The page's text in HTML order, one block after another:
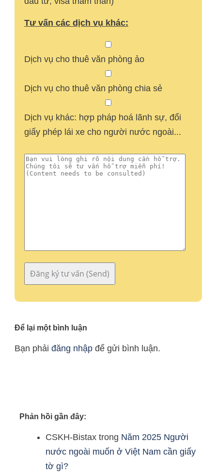
Tư vấn các dịch vụ khác:
Dịch vụ cho thuê văn phòng ảo
Dịch vụ cho thuê văn phòng chia sẻ
Dịch vụ khác: hợp pháp hoá lãnh sự, đổi
giấy phép lái xe cho người nước ngoài...
Để lại một bình luận
Bạn phải đăng nhập để gửi bình luận.
Phản hồi gần đây:
CSKH-Bistax trong Năm 2025 Người
nước ngoài muốn ở Việt Nam cần giấy
tờ gì?